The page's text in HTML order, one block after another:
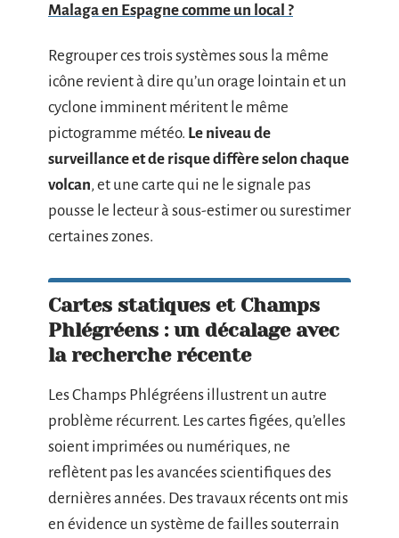
Malaga en Espagne comme un local ?
Regrouper ces trois systèmes sous la même
icône revient à dire qu’un orage lointain et un
cyclone imminent méritent le même
pictogramme météo. Le niveau de
surveillance et de risque diffère selon chaque
volcan, et une carte qui ne le signale pas
pousse le lecteur à sous-estimer ou surestimer
certaines zones.
Cartes statiques et Champs
Phlégréens : un décalage avec
la recherche récente
Les Champs Phlégréens illustrent un autre
problème récurrent. Les cartes figées, qu’elles
soient imprimées ou numériques, ne
reflètent pas les avancées scientifiques des
dernières années. Des travaux récents ont mis
en évidence un système de failles souterrain